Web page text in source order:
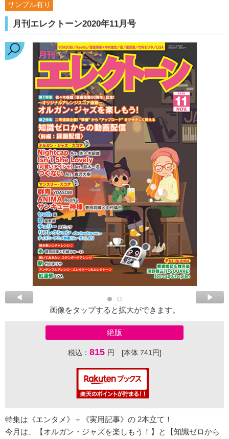
サンプル有り
月刊エレクトーン2020年11月号
画像をタップすると拡大ができます。
絶版
税込： 815 円 [本体 741円]
特集は《エンタメ》＋《実用記事》の 2本立て！
今月は、【オルガン・ジャズを楽しもう！】と【知識ゼロから